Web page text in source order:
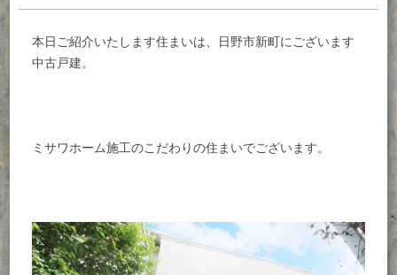
本日ご紹介いたします住まいは、日野市新町にございます
中古戸建。
ミサワホーム施工のこだわりの住まいでございます。